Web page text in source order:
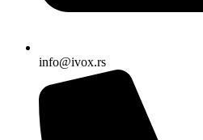
info@ivox.rs